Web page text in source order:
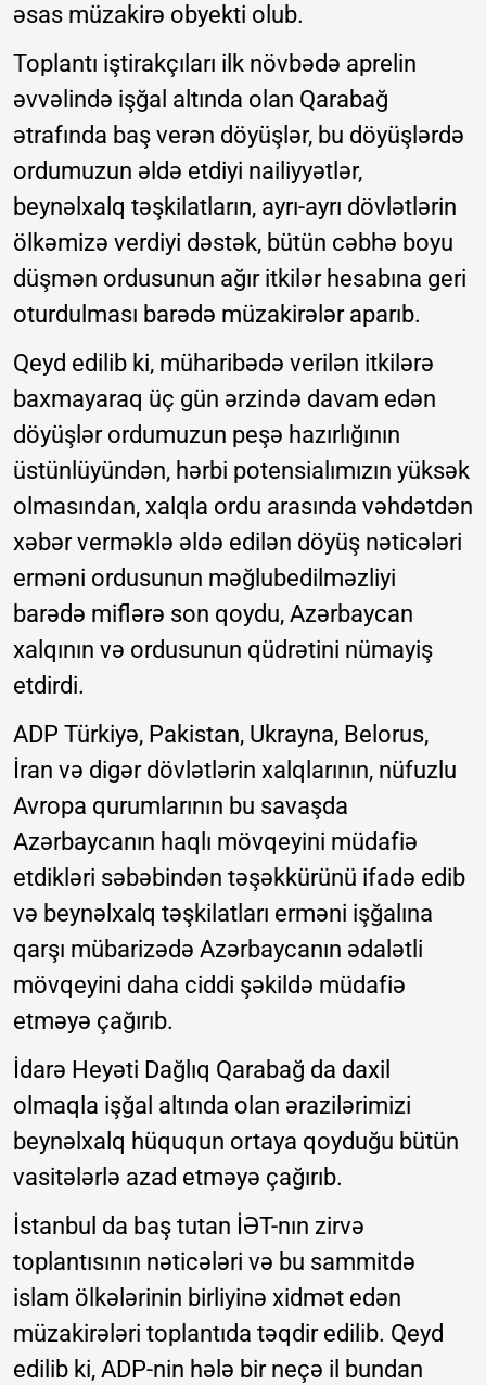
əsas müzakirə obyekti olub.
Toplantı iştirakçıları ilk növbədə aprelin
əvvəlində işğal altında olan Qarabağ
ətrafında baş verən döyüşlər, bu döyüşlərdə
ordumuzun əldə etdiyi nailiyyətlər,
beynəlxalq təşkilatların, ayrı-ayrı dövlətlərin
ölkəmizə verdiyi dəstək, bütün cəbhə boyu
düşmən ordusunun ağır itkilər hesabına geri
oturdulması barədə müzakirələr aparıb.
Qeyd edilib ki, müharibədə verilən itkilərə
baxmayaraq üç gün ərzində davam edən
döyüşlər ordumuzun peşə hazırlığının
üstünlüyündən, hərbi potensialımızın yüksək
olmasından, xalqla ordu arasında vəhdətdən
xəbər verməklə əldə edilən döyüş nəticələri
erməni ordusunun məğlubedilməzliyi
barədə miflərə son qoydu, Azərbaycan
xalqının və ordusunun qüdrətini nümayiş
etdirdi.
ADP Türkiyə, Pakistan, Ukrayna, Belorus,
İran və digər dövlətlərin xalqlarının, nüfuzlu
Avropa qurumlarının bu savaşda
Azərbaycanın haqlı mövqeyini müdafiə
etdikləri səbəbindən təşəkkürünü ifadə edib
və beynəlxalq təşkilatları erməni işğalına
qarşı mübarizədə Azərbaycanın ədalətli
mövqeyini daha ciddi şəkildə müdafiə
etməyə çağırıb.
İdarə Heyəti Dağlıq Qarabağ da daxil
olmaqla işğal altında olan ərazilərimizi
beynəlxalq hüququn ortaya qoyduğu bütün
vasitələrlə azad etməyə çağırıb.
İstanbul da baş tutan İƏT-nın zirvə
toplantısının nəticələri və bu sammitdə
islam ölkələrinin birliyinə xidmət edən
müzakirələri toplantıda təqdir edilib. Qeyd
edilib ki, ADP-nin hələ bir neçə il bundan